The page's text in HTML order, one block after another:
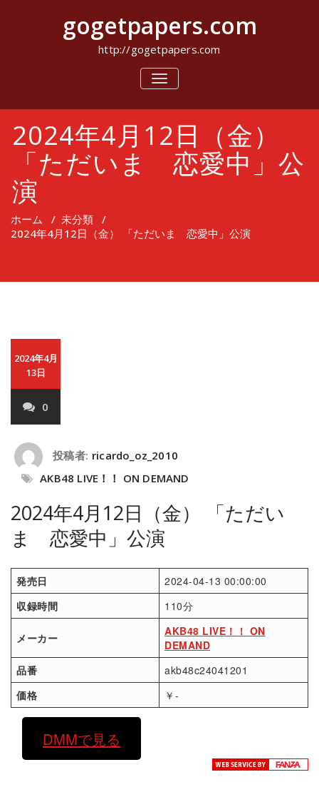
キ
gogetpapers.com
http://gogetpapers.com
ナ
ビ
シ
ョ
2024年4月12日（金）
「ただいま 恋愛中」公
演
ホーム / 未分類 /
2024年4月12日（金） 「ただいま 恋愛中」公演
2024年4月
13日
0
投稿者: ricardo_oz_2010
AKB48 LIVE！！ ON DEMAND
2024年4月12日（金） 「ただい
ま 恋愛中」公演
発売日
2024-04-13 00:00:00
収録時間
110分
メーカー
AKB48 LIVE！！ ON
DEMAND
品番
akb48c24041201
価格
￥-
DMMで見る